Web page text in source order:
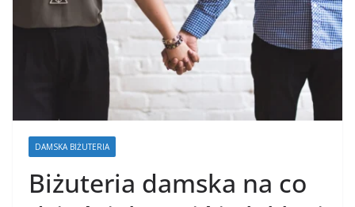
DAMSKA BIŻUTERIA
Biżuteria damska na co